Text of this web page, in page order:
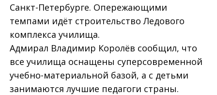
Санкт-Петербурге. Опережающими
темпами идёт строительство Ледового
комплекса училища.
Адмирал Владимир Королёв сообщил, что
все училища оснащены суперсовременной
учебно-материальной базой, а с детьми
занимаются лучшие педагоги страны.